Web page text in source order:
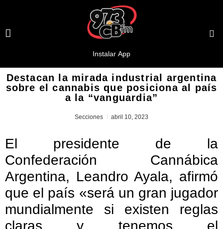
Destacan la mirada industrial argentina
sobre el cannabis que posiciona al país
a la “vanguardia”
Secciones abril 10, 2023
El presidente de la
Confederación Cannábica
Argentina, Leandro Ayala, afirmó
que el país «será un gran jugador
mundialmente si existen reglas
claras y tenemos el